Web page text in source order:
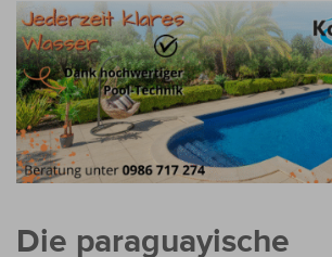
Die paraguayische